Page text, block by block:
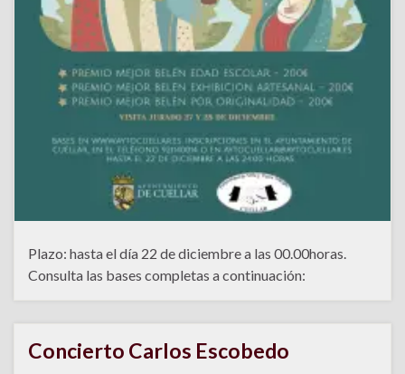
Plazo: hasta el día 22 de diciembre a las 00.00horas.
Consulta las bases completas a continuación:
Concierto Carlos Escobedo